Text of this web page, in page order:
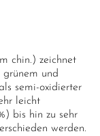
chin.) zeichnet
und
semi-oxidierter
leicht
bis hin zu sehr
werden.